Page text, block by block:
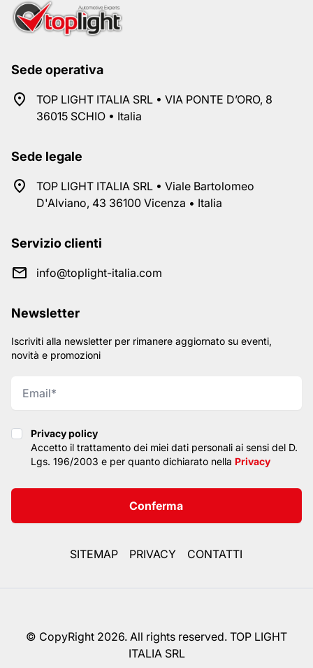
Sede operativa
TOP LIGHT ITALIA SRL • VIA PONTE D’ORO, 8
36015 SCHIO • Italia
Sede legale
TOP LIGHT ITALIA SRL • Viale Bartolomeo
D'Alviano, 43 36100 Vicenza • Italia
Servizio clienti
info@toplight-italia.com
Newsletter
Iscriviti alla newsletter per rimanere aggiornato su eventi,
novità e promozioni
Privacy policy
Privacy policy
Accetto il trattamento dei miei dati personali ai sensi del D.
Lgs. 196/2003 e per quanto dichiarato nella Privacy
Conferma
SITEMAP PRIVACY CONTATTI
© CopyRight 2026. All rights reserved. TOP LIGHT
ITALIA SRL